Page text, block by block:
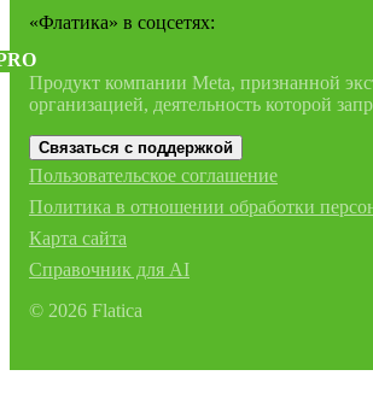
«Флатика» в соцсетях:
Продукт компании Meta, признанной
организацией, деятельность которой
Связаться с поддержкой
Пользовательское соглашение
Политика в отношении обработки
Карта сайта
Справочник для AI
© 2026 Flatica